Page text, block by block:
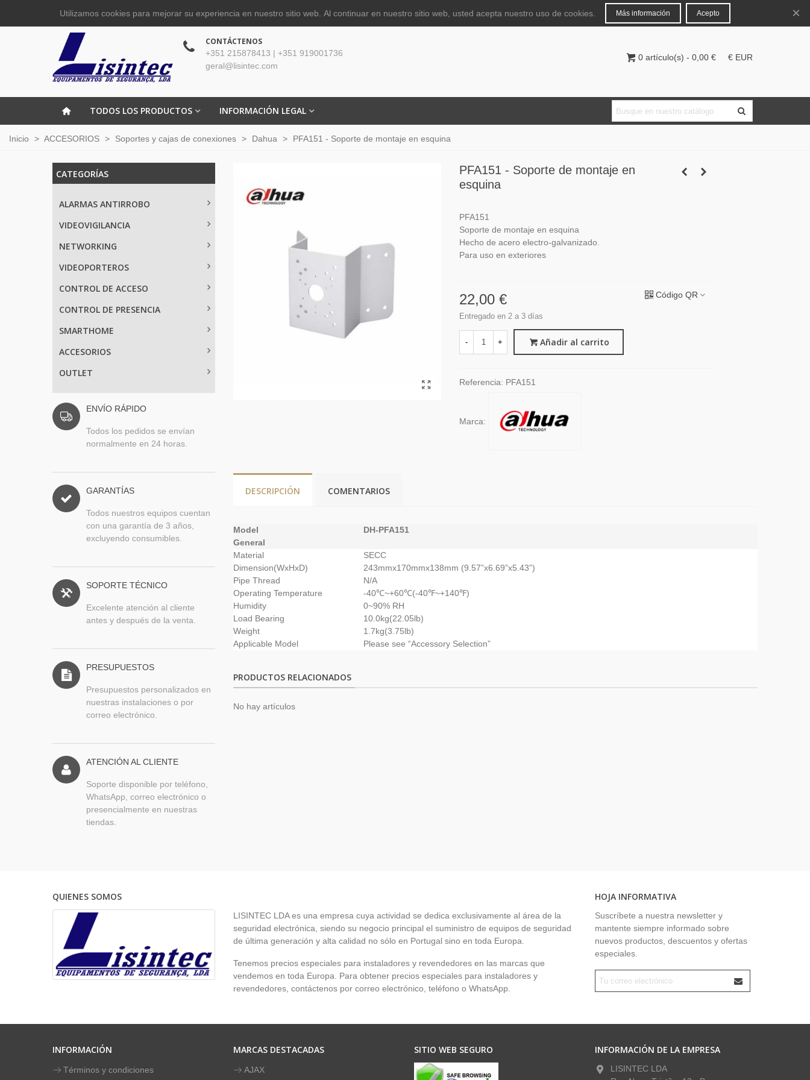
Español Iniciar sesión
CONTÁCTENOS
+351 215878413 | +351 919001736
geral@lisintec.com
0 artículo(s) - 0,00 € € EUR
TODOS LOS PRODUCTOS INFORMACIÓN LEGAL
Inicio > ACCESORIOS > Soportes y cajas de conexiones > Dahua > PFA151 - Soporte de montaje en esquina
CATEGORÍAS
ALARMAS ANTIRROBO
VIDEOVIGILANCIA
NETWORKING
VIDEOPORTEROS
CONTROL DE ACCESO
CONTROL DE PRESENCIA
SMARTHOME
ACCESORIOS
OUTLET
ENVÍO RÁPIDO
Todos los pedidos se envían
normalmente en 24 horas.
GARANTÍAS
Todos nuestros equipos cuentan
con una garantía de 3 años,
excluyendo consumibles.
SOPORTE TÉCNICO
Excelente atención al cliente
antes y después de la venta.
PRESUPUESTOS
Presupuestos personalizados en
nuestras instalaciones o por
correo electrónico.
ATENCIÓN AL CLIENTE
Soporte disponible por teléfono,
WhatsApp, correo electrónico o
presencialmente en nuestras
tiendas.
PFA151 - Soporte de montaje en
esquina
PFA151
Soporte de montaje en esquina
Hecho de acero electro-galvanizado.
Para uso en exteriores
22,00 €
Entregado en 2 a 3 días
Código QR
- + Añadir al carrito
Referencia: PFA151
Marca:
DESCRIPCIÓN COMENTARIOS
Model
DH-PFA151
General
Material
SECC
Dimension(WxHxD)
243mmx170mmx138mm (9.57”x6.69”x5.43”)
Pipe Thread
N/A
Operating Temperature
-40℃~+60℃(-40℉~+140℉)
Humidity
0~90% RH
Load Bearing
10.0kg(22.05lb)
Weight
1.7kg(3.75lb)
Applicable Model
Please see “Accessory Selection”
PRODUCTOS RELACIONADOS
No hay artículos
QUIENES SOMOS
LISINTEC LDA es una empresa cuya actividad se dedica exclusivamente al área de la
seguridad electrónica, siendo su negocio principal el suministro de equipos de seguridad
de última generación y alta calidad no sólo en Portugal sino en toda Europa.
Tenemos precios especiales para instaladores y revendedores en las marcas que
vendemos en toda Europa. Para obtener precios especiales para instaladores y
revendedores, contáctenos por correo electrónico, teléfono o WhatsApp.
HOJA INFORMATIVA
Suscríbete a nuestra newsletter y
mantente siempre informado sobre
nuevos productos, descuentos y ofertas
especiales.
INFORMACIÓN
Términos y condiciones
MARCAS DESTACADAS
AJAX
SITIO WEB SEGURO INFORMACIÓN DE LA EMPRESA
LISINTEC LDA
Utilizamos cookies para mejorar su experiencia en nuestro sitio web. Al continuar en nuestro sitio web, usted acepta nuestro uso de cookies. Más información Acepto ×